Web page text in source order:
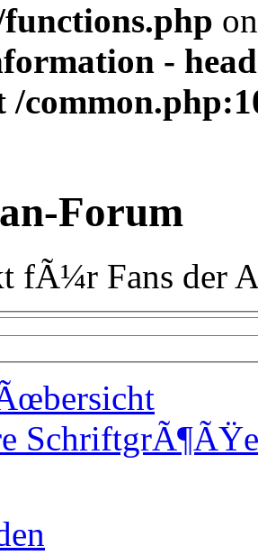
-
/
Forum
fÃ¼r Fans der
SchriftgrÃ¶ÃŸe